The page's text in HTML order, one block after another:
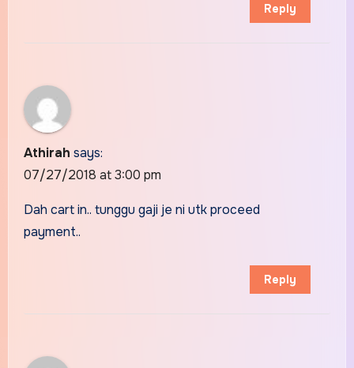
Reply
Athirah says:
07/27/2018 at 3:00 pm
Dah cart in.. tunggu gaji je ni utk proceed
payment..
Reply